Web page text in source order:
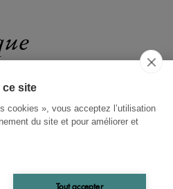
site
cookies », vous acceptez l’utilisation
du site et pour améliorer et
Tout accepter